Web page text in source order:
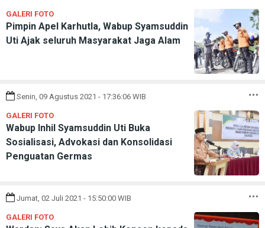
GALERI FOTO
Pimpin Apel Karhutla, Wabup Syamsuddin
Uti Ajak seluruh Masyarakat Jaga Alam
Senin, 09 Agustus 2021 - 17:36:06 WIB
GALERI FOTO
Wabup Inhil Syamsuddin Uti Buka
Sosialisasi, Advokasi dan Konsolidasi
Penguatan Germas
Jumat, 02 Juli 2021 - 15:50:00 WIB
GALERI FOTO